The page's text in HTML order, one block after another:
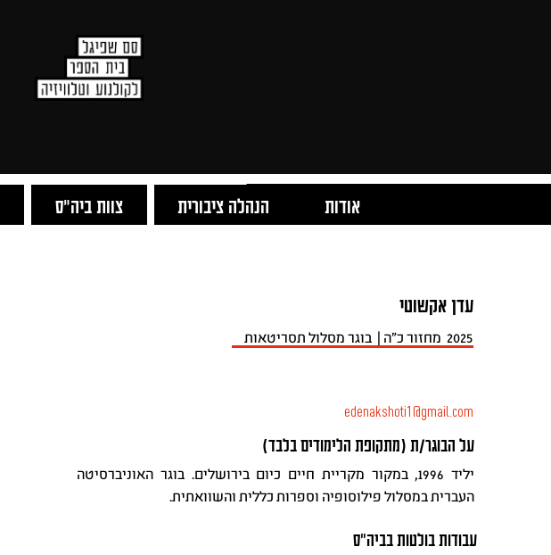
אודות הנהלה ציבורית צוות ביה"ס
עדן אקשוטי
מחזור כ"ה 2025 בוגר מסלול תסריטאות
edenakshoti1@gmail.com
על הבוגר/ת (מתקופת הלימודים בלבד)
יליד 1996, במקור מקריית חיים כיום בירושלים. בוגר האוניברסיטה
העברית במסלול פילוסופיה וספרות כללית והשוואתית.
עבודות בולטות בביה"ס